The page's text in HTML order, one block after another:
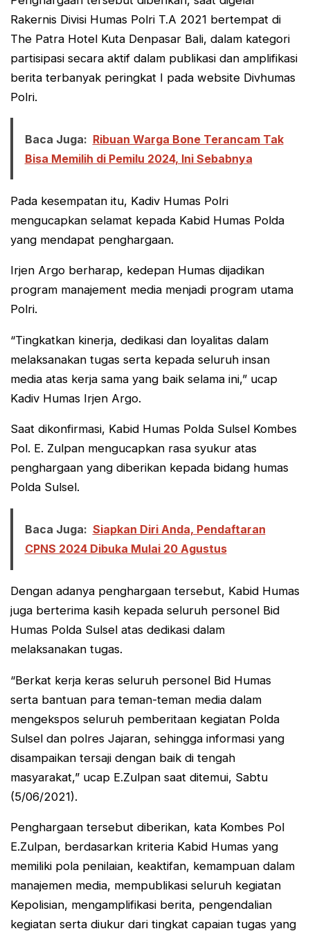
Rakernis Divisi Humas Polri T.A 2021 bertempat di
The Patra Hotel Kuta Denpasar Bali, dalam kategori
partisipasi secara aktif dalam publikasi dan amplifikasi
berita terbanyak peringkat I pada website Divhumas
Polri.
Baca Juga: Ribuan Warga Bone Terancam Tak
Bisa Memilih di Pemilu 2024, Ini Sebabnya
Pada kesempatan itu, Kadiv Humas Polri
mengucapkan selamat kepada Kabid Humas Polda
yang mendapat penghargaan.
Irjen Argo berharap, kedepan Humas dijadikan
program manajement media menjadi program utama
Polri.
“Tingkatkan kinerja, dedikasi dan loyalitas dalam
melaksanakan tugas serta kepada seluruh insan
media atas kerja sama yang baik selama ini,” ucap
Kadiv Humas Irjen Argo.
Saat dikonfirmasi, Kabid Humas Polda Sulsel Kombes
Pol. E. Zulpan mengucapkan rasa syukur atas
penghargaan yang diberikan kepada bidang humas
Polda Sulsel.
Baca Juga: Siapkan Diri Anda, Pendaftaran
CPNS 2024 Dibuka Mulai 20 Agustus
Dengan adanya penghargaan tersebut, Kabid Humas
juga berterima kasih kepada seluruh personel Bid
Humas Polda Sulsel atas dedikasi dalam
melaksanakan tugas.
“Berkat kerja keras seluruh personel Bid Humas
serta bantuan para teman-teman media dalam
mengekspos seluruh pemberitaan kegiatan Polda
Sulsel dan polres Jajaran, sehingga informasi yang
disampaikan tersaji dengan baik di tengah
masyarakat,” ucap E.Zulpan saat ditemui, Sabtu
(5/06/2021).
Penghargaan tersebut diberikan, kata Kombes Pol
E.Zulpan, berdasarkan kriteria Kabid Humas yang
memiliki pola penilaian, keaktifan, kemampuan dalam
manajemen media, mempublikasi seluruh kegiatan
Kepolisian, mengamplifikasi berita, pengendalian
kegiatan serta diukur dari tingkat capaian tugas yang